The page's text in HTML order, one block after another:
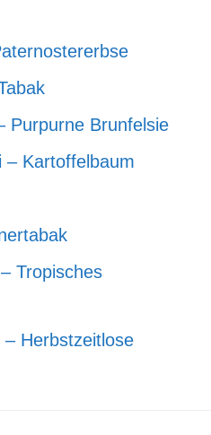
Purpurne Brunfelsie
– Kartoffelbaum
Tropisches
Herbstzeitlose